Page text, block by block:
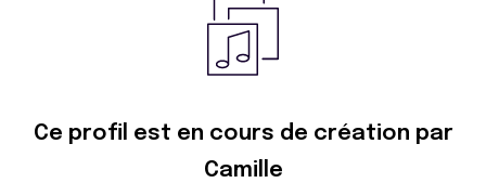
Ce profil est en cours de création par
Camille